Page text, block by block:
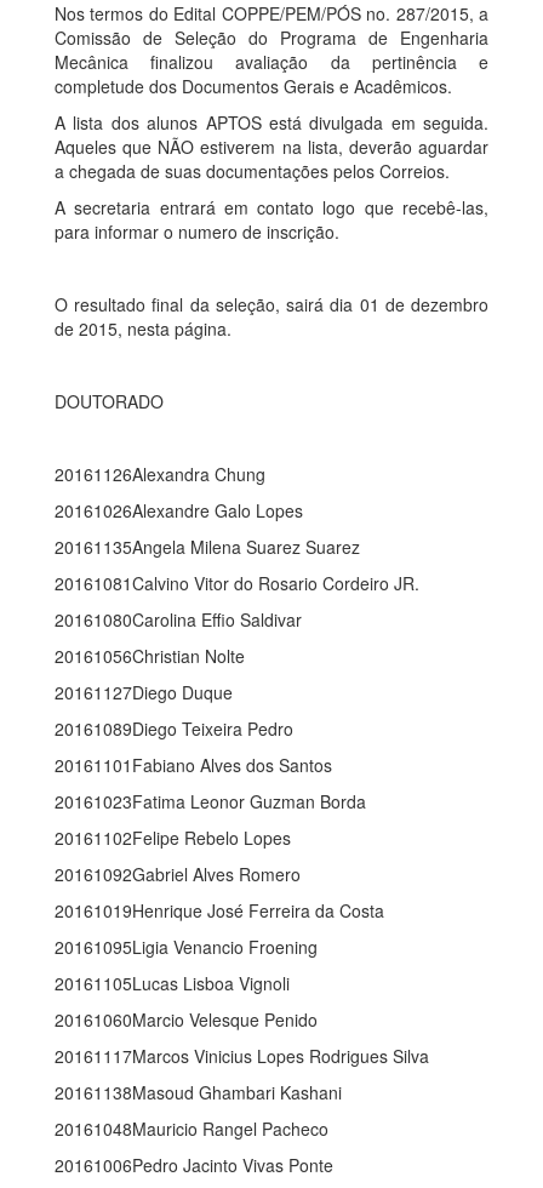
Nos termos do Edital COPPE/PEM/PÓS no. 287/2015, a
Comissão de Seleção do Programa de Engenharia
Mecânica finalizou avaliação da pertinência e
completude dos Documentos Gerais e Acadêmicos.
A lista dos alunos APTOS está divulgada em seguida.
Aqueles que NÃO estiverem na lista, deverão aguardar
a chegada de suas documentações pelos Correios.
A secretaria entrará em contato logo que recebê-las,
para informar o numero de inscrição.
O resultado final da seleção, sairá dia 01 de dezembro
de 2015, nesta página.
DOUTORADO
20161126Alexandra Chung
20161026Alexandre Galo Lopes
20161135Angela Milena Suarez Suarez
20161081Calvino Vitor do Rosario Cordeiro JR.
20161080Carolina Effio Saldivar
20161056Christian Nolte
20161127Diego Duque
20161089Diego Teixeira Pedro
20161101Fabiano Alves dos Santos
20161023Fatima Leonor Guzman Borda
20161102Felipe Rebelo Lopes
20161092Gabriel Alves Romero
20161019Henrique José Ferreira da Costa
20161095Ligia Venancio Froening
20161105Lucas Lisboa Vignoli
20161060Marcio Velesque Penido
20161117Marcos Vinicius Lopes Rodrigues Silva
20161138Masoud Ghambari Kashani
20161048Mauricio Rangel Pacheco
20161006Pedro Jacinto Vivas Ponte